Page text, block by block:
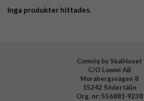
Inga produkter hittades.
Comviq by SkalHuset
C/O Lowwi AB
Morabergsvägen 8
15242 Södertälje
Org. nr: 556881-9238